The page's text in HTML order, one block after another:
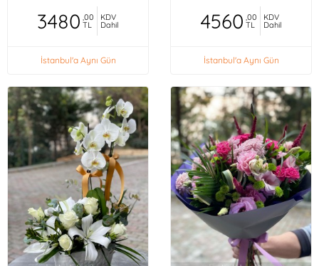
3480 ,00
TL
KDV
Dahil
İstanbul'a Aynı Gün
4560 ,00
TL
KDV
Dahil
İstanbul'a Aynı Gün